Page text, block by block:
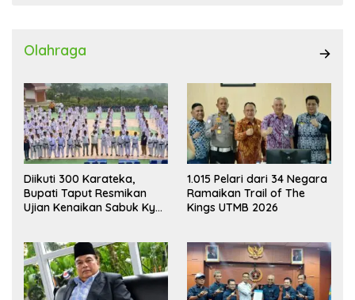
Olahraga
Diikuti 300 Karateka,
Bupati Taput Resmikan
Ujian Kenaikan Sabuk Kyu
1.015 Pelari dari 34 Negara
Ramaikan Trail of The
Kings UTMB 2026